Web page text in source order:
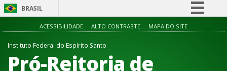
BRASIL
Simplifique!
ACESSIBILIDADE ALTO CONTRASTE MAPA DO SITE
Instituto Federal do Espírito Santo
Pró-Reitoria de